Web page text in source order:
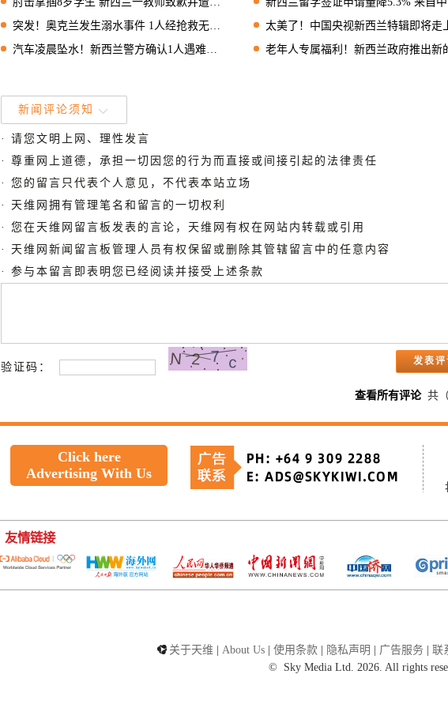
突发！奥克兰发生溺水事件 1人经抢救无效身亡
太美了！中国央视新西兰特辑即将走上荧幕 先睹为
汽车凌晨坠水！新西兰警方确认1人遇难2人受伤
老年人专属福利！新西兰政府推出新的行动计
新闻评论须知
· 请您文明上网、理性发言
· 尊重网上道德，承担一切因您的行为而直接或间接引起的法律责任
· 您的留言只代表个人意见，不代表本站立场
· 天维网拥有管理笔名和留言的一切权利
· 您在天维网留言板发表的言论，天维网有权在网站内转载或引用
· 天维网新闻留言板管理人员有权保留或删除其管辖留言中的任意内容
· 参与本留言即表明您已经阅读并接受上述条款
验证码：
查看所有评论共（
Click here
Advertising With Us
友情链接
关于天维 About Us 使用条款 隐私声明 广告服务 联
©
Sky Media Ltd. 2026. All rights